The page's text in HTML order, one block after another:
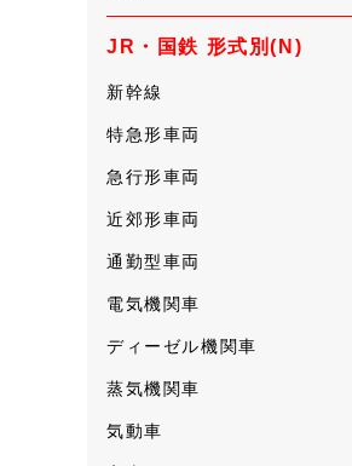
JR・国鉄 形式別(N)
新幹線
特急形車両
急行形車両
近郊形車両
通勤型車両
電気機関車
ディーゼル機関車
蒸気機関車
気動車